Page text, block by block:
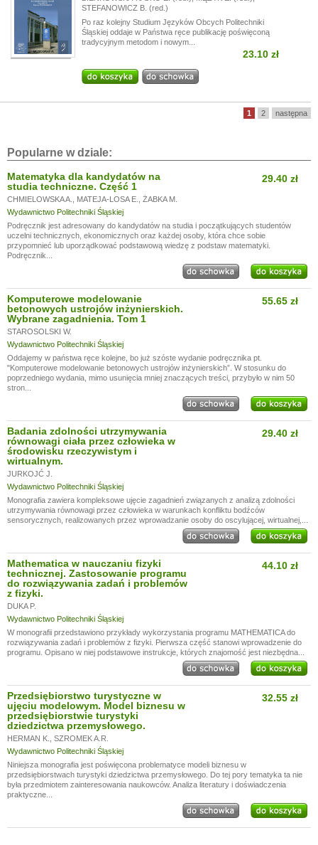
STEFANOWICZ B. (red.)
Po raz kolejny Studium Języków Obcych Politechniki
Śląskiej oddaje w Państwa ręce publikację poświęconą
tradycyjnym metodom i nowym...
23.10 zł
1 2 następna
Popularne w dziale:
Matematyka dla kandydatów na
studia techniczne. Część 1
CHMIELOWSKA A. MATEJA-LOSA E.
ŻABKA M.
Wydawnictwo Politechniki Śląskiej
29.40 zł
Podręcznik jest adresowany do kandydatów na studia i początkujących studentów
uczelni technicznych, ekonomicznych oraz każdej osoby, która chce sobie
przypomnieć lub uporządkować podstawową wiedzę z podstaw matematyki.
Podręcznik...
Komputerowe modelowanie
betonowych ustrojów inżynierskich.
Wybrane zagadnienia. Tom 1
STAROSOLSKI W.
Wydawnictwo Politechniki Śląskiej
55.65 zł
Oddajemy w państwa ręce kolejne, bo już szóste wydanie podręcznika pt.
"Komputerowe modelowanie betonowych ustrojów inżynierskich”. W stosunku do
poprzedniego wydania, mimo usunięcia mniej znaczących treści, przybyło w nim 50
stron...
Badania zdolności utrzymywania
równowagi ciała przez człowieka w
środowisku rzeczywistym i
wirtualnym.
JURKOJĆ J.
Wydawnictwo Politechniki Śląskiej
29.40 zł
Monografia zawiera kompleksowe ujęcie zagadnień związanych z analizą zdolności
utrzymywania równowagi przez człowieka w warunkach konfliktu bodźców
sensorycznych, realizowanych przez wprowadzanie osoby do oscylującej, wirtualnej,...
Mathematica w nauczaniu fizyki
technicznej. Zastosowanie programu
do rozwiązywania zadań i problemów
z fizyki.
DUKA P.
Wydawnictwo Politechniki Śląskiej
44.10 zł
W monografii przedstawiono przykłady wykorzystania programu MATHEMATICA do
rozwiązywania zadań i problemów z fizyki. Pierwsza część stanowi wprowadzenie do
programu. Opisano w niej podstawowe instrukcje, których znajomość jest niezbędna...
Przedsiębiorstwo turystyczne w
ujęciu modelowym. Model biznesu w
przedsiębiorstwie turystyki
dziedzictwa przemysłowego.
HERMAN K.
SZROMEK A.R.
Wydawnictwo Politechniki Śląskiej
32.55 zł
Niniejsza monografia jest poświęcona problematyce modeli biznesu w
przedsiębiorstwach turystyki dziedzictwa przemysłowego. Do tej pory tematyka ta nie
była przedmiotem zainteresowania naukowców. Analiza literatury i doświadczenia
praktyczne...